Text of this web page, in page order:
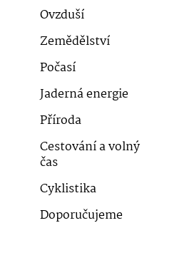
Ovzduší
Zemědělství
Počasí
Jaderná energie
Příroda
Cestování a volný
čas
Cyklistika
Doporučujeme